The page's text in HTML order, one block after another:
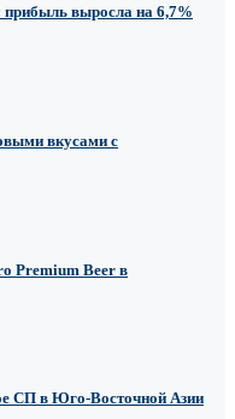
выросла на 6,7%
вкусами с
Premium Beer в
СП в Юго-Восточной Азии